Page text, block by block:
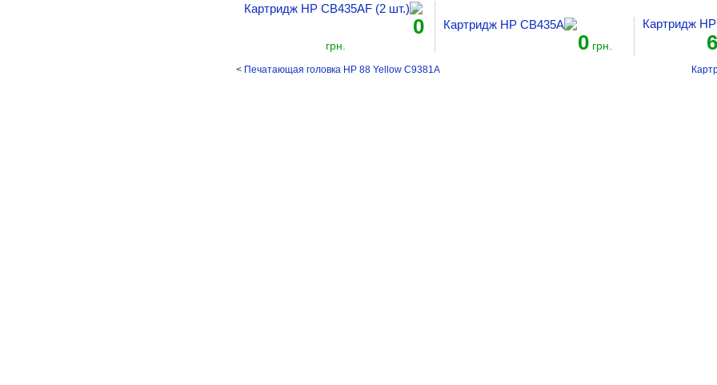
Картридж HP CB435AF (2 шт.)
0
грн.
Картридж HP CB435A
0 грн.
Картридж
< Печатающая головка HP 88 Yellow C9381A